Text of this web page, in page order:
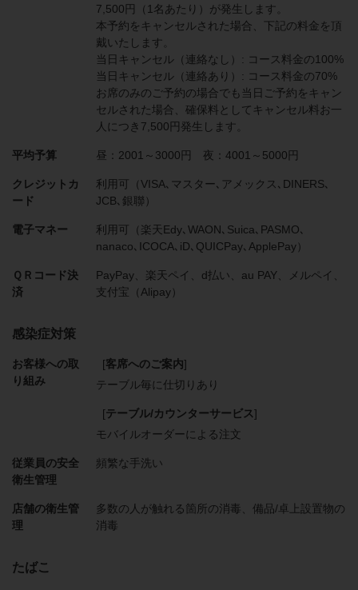
7,500円（1名あたり）が発生します。
本予約をキャンセルされた場合、下記の料金を頂
戴いたします。
当日キャンセル（連絡なし）: コース料金の100%
当日キャンセル（連絡あり）: コース料金の70%
お席のみのご予約の場合でも当日ご予約をキャン
セルされた場合、確保料としてキャンセル料お一
人につき7,500円発生します。
平均予算 昼：2001～3000円 夜：4001～5000円
クレジットカ
ード
利用可（VISA､マスター､アメックス､DINERS､
JCB､銀聯）
電子マネー
利用可（楽天Edy､WAON､Suica､PASMO､
nanaco､ICOCA､iD､QUICPay､ApplePay）
ＱＲコード決
済
PayPay、楽天ペイ、d払い、au PAY、メルペイ、
支付宝（Alipay）
感染症対策
お客様への取
り組み
[客席へのご案内]
テーブル毎に仕切りあり
[テーブル/カウンターサービス]
モバイルオーダーによる注文
従業員の安全
衛生管理
頻繁な手洗い
店舗の衛生管
理
多数の人が触れる箇所の消毒
備品/卓上設置物の
消毒
たばこ